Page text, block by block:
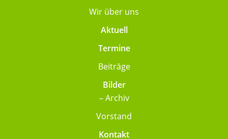
Wir über uns
Aktuell
Termine
Beiträge
Bilder
– Archiv
Vorstand
Kontakt